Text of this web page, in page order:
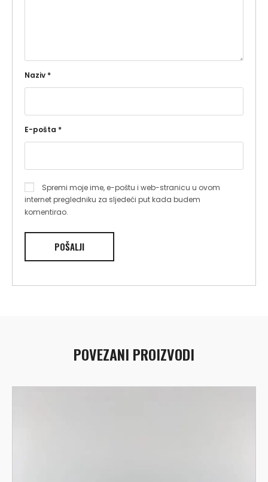
Naziv *
E-pošta *
Spremi moje ime, e-poštu i web-stranicu u ovom
internet pregledniku za sljedeći put kada budem
komentirao.
POVEZANI PROIZVODI